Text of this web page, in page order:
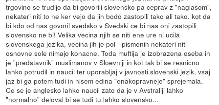
trgovino se trudijo da bi govorili slovensko pa ceprav z "naglasom",
nekateri niti to ne ker vejo da jih bodo zastopili tako ali tako. kot da
bi kdo od nas govoril svedsko v Svedski ce bi nas oni zastopili
slovensko ne bi! Velika vecina njih se niti ene ure ni ucila
slovenskega jezika, vecina jih je pol - pismenih nekateri niti
osnovne sole nimajo konacne. Toda muftija je izobrazena oseba in
je "predstavnik" muslimanov v Sloevniji in kot tak bi se resnicno
lahko potrudil in naucil ter uporabljaj v javnosti slovenski jezik, vsaj
jaz bi ga potem tudi in nisem edina "enakopravneje" sprejemala.
Ce se je anglesko lahko naucil zato da je v Avstraliji lahko
"normalno" deloval bi se tudi tu lahko slovensko...